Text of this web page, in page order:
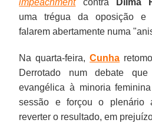
uma trégua da oposição e
falarem abertamente numa
Na quarta-feira,Cunha
Derrotado num debate
evangélica à minoria
sessão e forçou o plenário
reverter o resultado, em